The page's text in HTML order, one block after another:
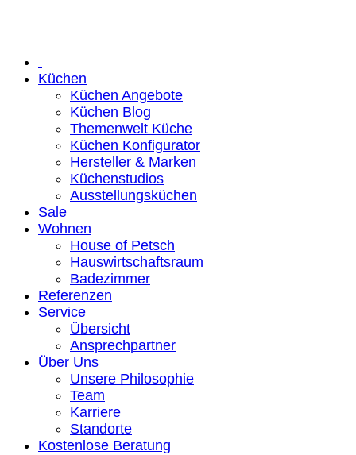
Küchen
Küchen Angebote
Küchen Blog
Themenwelt Küche
Küchen Konfigurator
Hersteller & Marken
Küchenstudios
Ausstellungsküchen
Sale
Wohnen
House of Petsch
Hauswirtschaftsraum
Badezimmer
Referenzen
Service
Übersicht
Ansprechpartner
Über Uns
Unsere Philosophie
Team
Karriere
Standorte
Kostenlose Beratung